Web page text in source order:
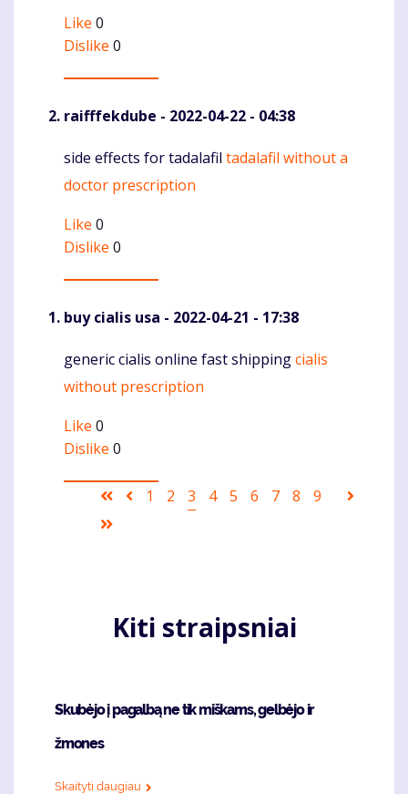
Like 0
Dislike 0
raifffekdube - 2022-04-22 - 04:38
Komentaras
side effects for tadalafil tadalafil without a
doctor prescription
Like 0
Dislike 0
buy cialis usa - 2022-04-21 - 17:38
Komentaras
generic cialis online fast shippingcialis
without prescription
Like 0
Dislike 0
Pagination
First Ankstesnis
Puslapis
1 Puslapis
2
Current
3 Puslapis
4 Puslapis
5 Puslapis
6 Puslapis
7 Puslapis
8 Puslapis
9
Kiti straipsniai
Skubėjo į pagalbą ne tik miškams, gelbėjo ir
žmones
Skaityti daugiau